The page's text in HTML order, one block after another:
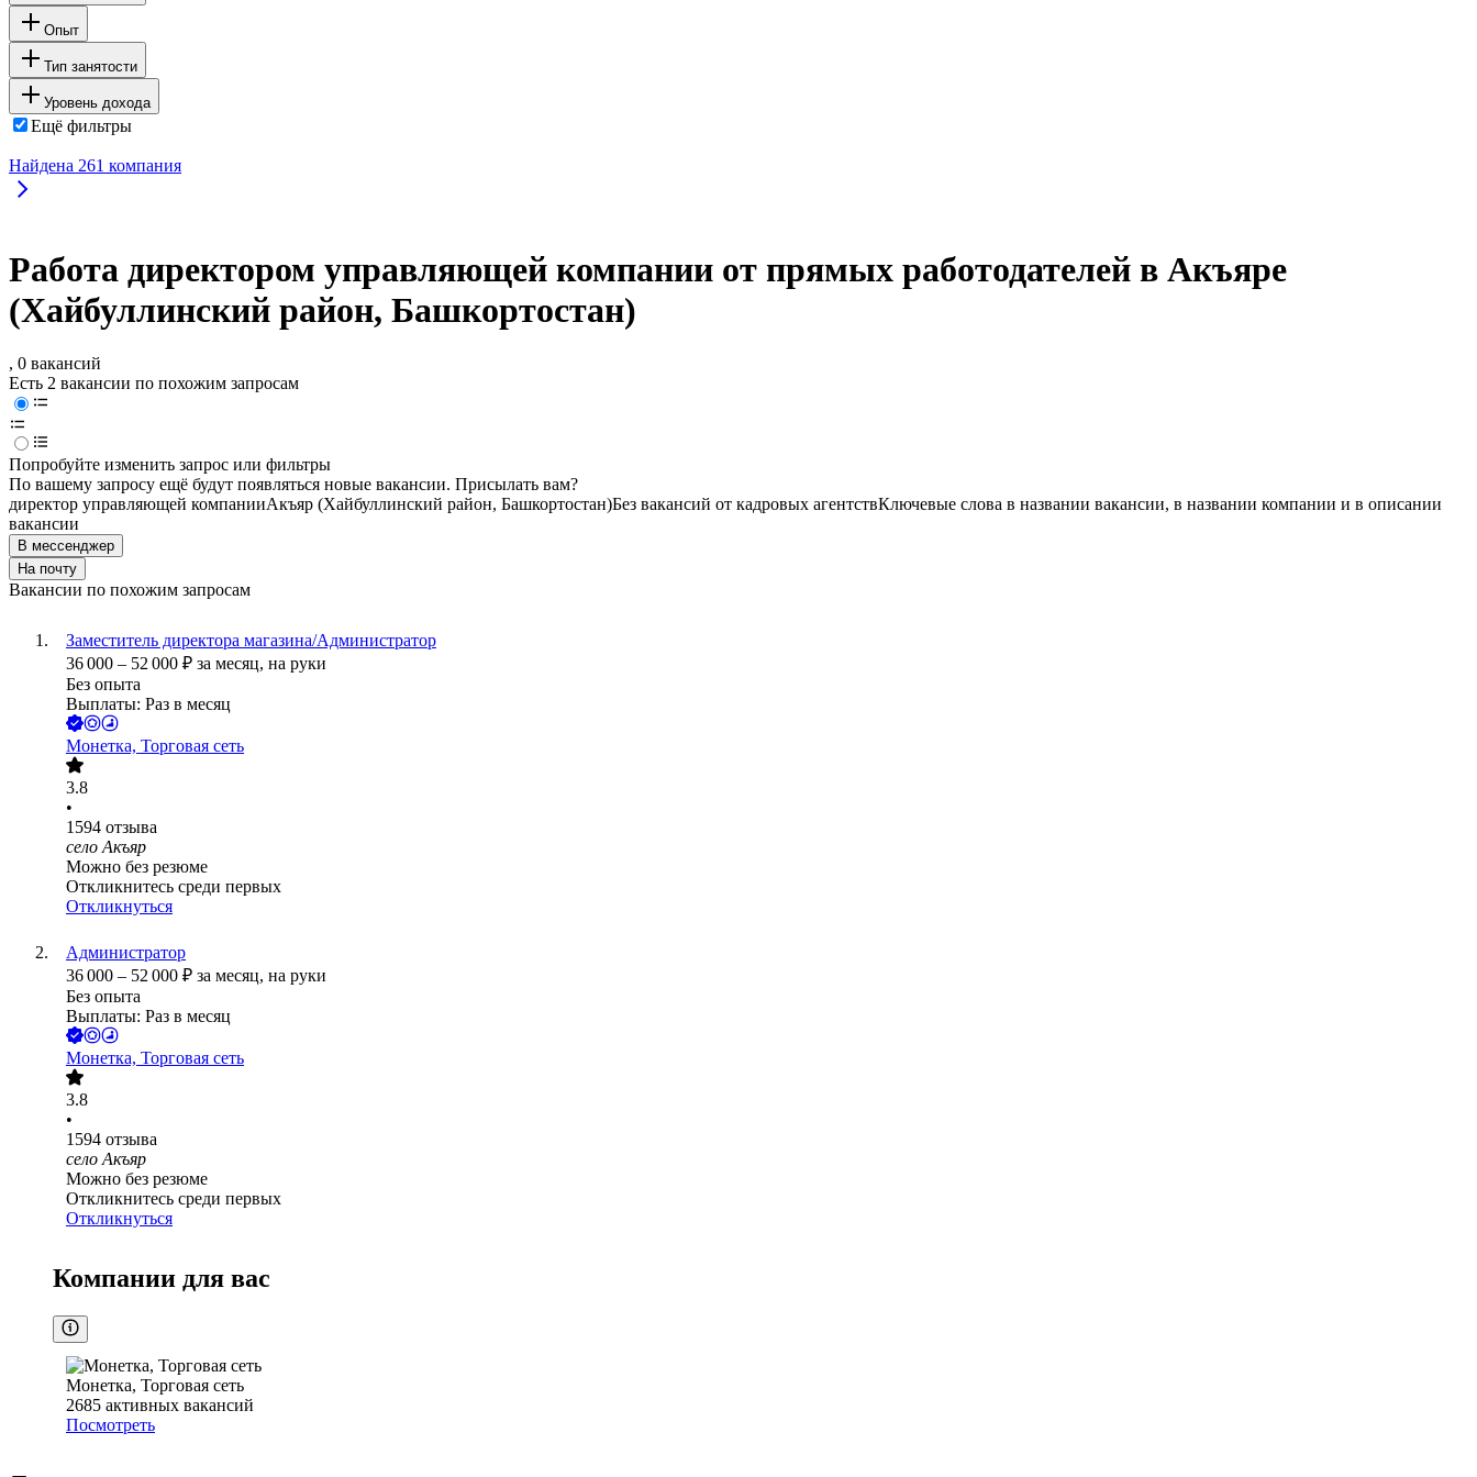
Опыт
Тип занятости
Уровень дохода
Ещё фильтры
Найдена 261 компания
Работа директором управляющей компании от прямых работодателей в Акъяре
(Хайбуллинский район, Башкортостан)
, 0 вакансий
Есть 2 вакансии по похожим запросам
Попробуйте изменить запрос или фильтры
По вашему запросу ещё будут появляться новые вакансии. Присылать вам?
директор управляющей компанииАкъяр (Хайбуллинский район, Башкортостан)Без вакансий от кадровых агентствКлючевые слова в названии вакансии, в названии компании и в описании
вакансии
В мессенджер
На почту
Вакансии по похожим запросам
Заместитель директора магазина/Администратор
36 000 – 52 000 ₽ за месяц, на руки
Без опыта
Выплаты: Раз в месяц
Монетка, Торговая сеть
3.8
•
1594 отзыва
село Акъяр
Можно без резюме
Откликнитесь среди первых
Откликнуться
Администратор
36 000 – 52 000 ₽ за месяц, на руки
Без опыта
Выплаты: Раз в месяц
Монетка, Торговая сеть
3.8
•
1594 отзыва
село Акъяр
Можно без резюме
Откликнитесь среди первых
Откликнуться
Компании для вас
Монетка, Торговая сеть
2685 активных вакансий
Посмотреть